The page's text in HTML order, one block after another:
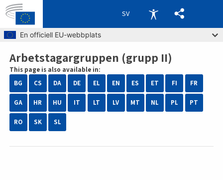
Skip to main content
En officiell EU-webbplats
SV
Breadcrumb
Arbetstagargruppen (grupp II)
This page is also available in:
BG
CS DA DE EL EN ES ET FI FR
GA HR HU IT LT LV MT NL PL PT
RO SK SL